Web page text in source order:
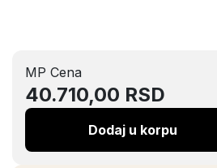
MP Cena
40.710,00 RSD
Dodaj u korpu